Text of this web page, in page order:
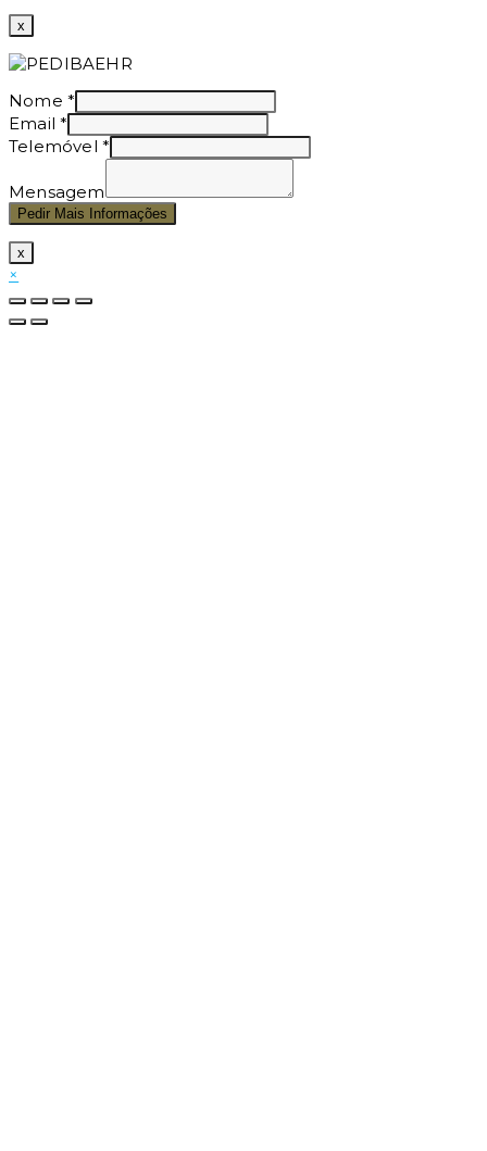
x
Nome *
Email*
Telemóvel *
Mensagem
Pedir Mais Informações
x
×